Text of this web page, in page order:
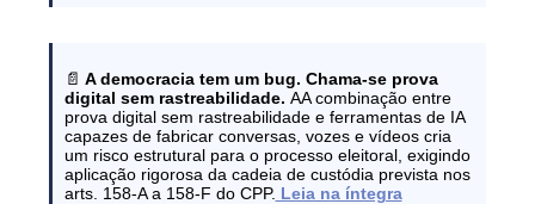
📄 A democracia tem um bug. Chama-se prova
digital sem rastreabilidade. AA combinação entre
prova digital sem rastreabilidade e ferramentas de IA
capazes de fabricar conversas, vozes e vídeos cria
um risco estrutural para o processo eleitoral, exigindo
aplicação rigorosa da cadeia de custódia prevista nos
arts. 158-A a 158-F do CPP. Leia na íntegra